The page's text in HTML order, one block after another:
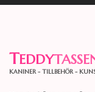
TEDDY
KANINER - TILLBEHÖR -